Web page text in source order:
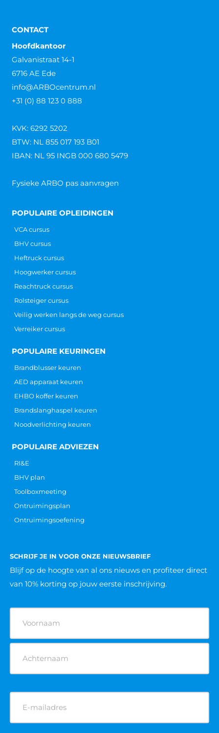
Lees verder »
Is een Pools heftruckcertificaat
geldig in Nederland?
Is een Pools heftruckcertificaat geldig in Nederland?
Nederland. Een groot aantal werkt in de agrarische
sector
Lees verder »
Heftruckcertificaat checken Iedere medewerker in
een organisatie die een heftruck wil gaan besturen,
heftruckcertificaat te behalen. Als
CONTACT
Hoofdkantoor
Galvanistraat 14-1
6716 AE Ede
info@ARBOcentrum.nl
KVK: 6292 5202
BTW: NL 855 017 193 B01
IBAN: NL 95 INGB 000 680 5479
Fysieke ARBO pas aanvragen
BHV cursus
Reachtruck cursus
Verreiker cursus